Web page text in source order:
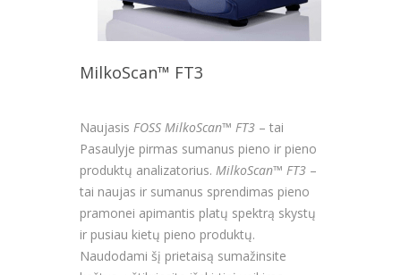
MilkoScan™ FT3
Naujasis FOSS MilkoScan™ FT3 – tai
Pasaulyje pirmas sumanus pieno ir pieno
produktų analizatorius. MilkoScan™ FT3 –
tai naujas ir sumanus sprendimas pieno
pramonei apimantis platų spektrą skystų
ir pusiau kietų pieno produktų.
Naudodami šį prietaisą sumažinsite